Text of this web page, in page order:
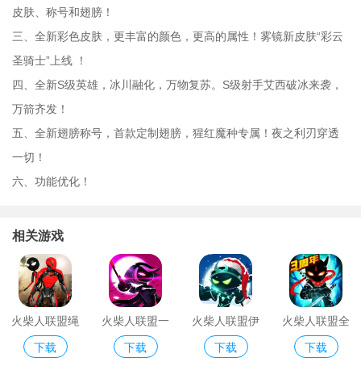
皮肤、称号和翅膀！
三、全新彩色皮肤，更丰富的颜色，更高的属性！雾镜新皮肤“彩云
圣骑士”上线 ！
四、全新S级英雄，冰川融化，万物复苏。S级射手艾西破冰来袭，
万箭齐发！
五、全新翅膀称号，首款定制翅膀，猩红魔种专属！夜之利刃穿透
一切！
六、功能优化！
相关游戏
火柴人联盟绳
索英雄二机器
下载
火柴人联盟一
破解版
下载
火柴人联盟伊
泽手机版
下载
火柴人联盟全
满级破解版
下载